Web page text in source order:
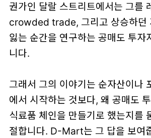
권가인 달랄 스트리트에서는 그를
crowded trade, 그리고 상승하던
잃는 순간을 연구하는 공매도 투자
니다.
그래서 그의 이야기는 순자산이나
에서 시작하는 것보다, 왜 공매도
식료품 체인을 만들기로 했는지를
절합니다. D-Mart는 그 답을 보여